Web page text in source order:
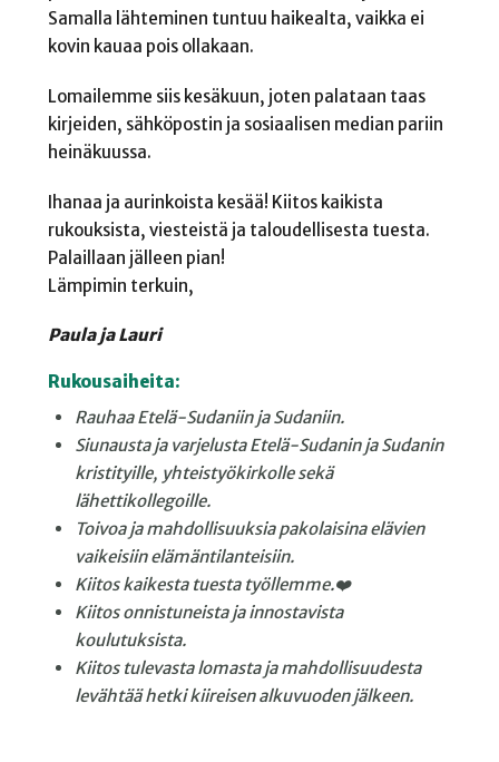
Samalla lähteminen tuntuu haikealta, vaikka ei
kovin kauaa pois ollakaan.
Lomailemme siis kesäkuun, joten palataan taas
kirjeiden, sähköpostin ja sosiaalisen median pariin
heinäkuussa.
Ihanaa ja aurinkoista kesää! Kiitos kaikista
rukouksista, viesteistä ja taloudellisesta tuesta.
Palaillaan jälleen pian!
Lämpimin terkuin,
Paula ja Lauri
Rukousaiheita:
Rauhaa Etelä-Sudaniin ja Sudaniin.
Siunausta ja varjelusta Etelä-Sudanin ja Sudanin
kristityille, yhteistyökirkolle sekä
lähettikollegoille.
Toivoa ja mahdollisuuksia pakolaisina elävien
vaikeisiin elämäntilanteisiin.
Kiitos kaikesta tuesta työllemme.❤️
Kiitos onnistuneista ja innostavista
koulutuksista.
Kiitos tulevasta lomasta ja mahdollisuudesta
levähtää hetki kiireisen alkuvuoden jälkeen.